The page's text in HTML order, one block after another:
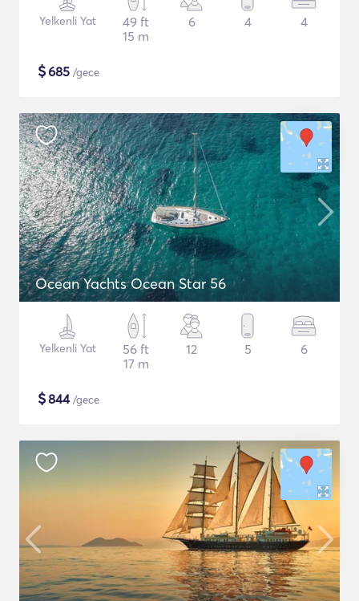
Yelkenli Yat
49 ft
15 m
6 4 4
$685 /gece
Ocean Yachts Ocean Star 56
Yelkenli Yat
56 ft
17 m
12 5 6
$844/gece